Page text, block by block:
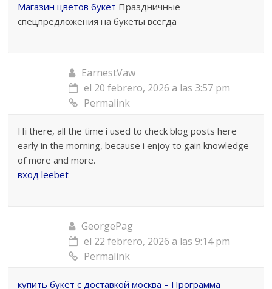
Магазин цветов букет Праздничные
спецпредложения на букеты всегда
EarnestVaw
el 20 febrero, 2026 a las 3:57 pm
Permalink
Hi there, all the time i used to check blog posts here
early in the morning, because i enjoy to gain knowledge
of more and more.
вход leebet
GeorgePag
el 22 febrero, 2026 a las 9:14 pm
Permalink
купить букет с доставкой москва – Программа